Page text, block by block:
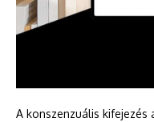
A konszenzuális kifejezés